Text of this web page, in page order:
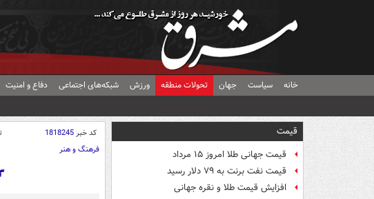
خانه سیاست جهان تحولات منطقه ورزش شبکه‌های اجتماعی دفاع و امنیت
قیمت
قیمت جهانی طلا امروز ۱۵ مرداد
قیمت نفت برنت به ۷۹ دلار رسید
افزایش قیمت طلا و نقره جهانی
کد خبر1818245
فرهنگ و هنر
۹۳